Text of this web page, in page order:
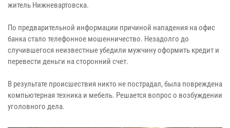
житель Нижневартовска.
По предварительной информации причиной нападения на офис
банка стало телефонное мошенничество. Незадолго до
случившегося неизвестные убедили мужчину оформить кредит и
перевести деньги на сторонний счет.
В результате происшествия никто не пострадал, была повреждена
компьютерная техника и мебель. Решается вопрос о возбуждении
уголовного дела.